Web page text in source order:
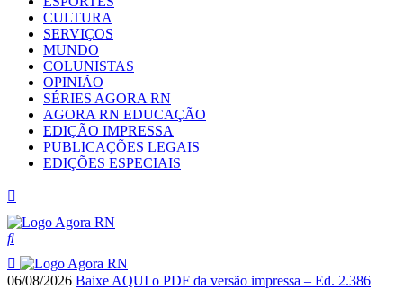
CULTURA
SERVIÇOS
MUNDO
COLUNISTAS
OPINIÃO
SÉRIES AGORA RN
AGORA RN EDUCAÇÃO
EDIÇÃO IMPRESSA
PUBLICAÇÕES LEGAIS
EDIÇÕES ESPECIAIS
06/08/2026 Baixe AQUI o PDF da versão impressa – Ed. 2.386